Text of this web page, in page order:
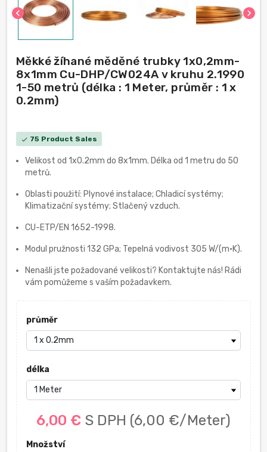
chevron_left chevron_right
Měkké žíhané měděné trubky 1х0,2mm-
8х1mm Cu-DHP/CW024A v kruhu 2.1990
1-50 metrů (délka : 1 Meter, průměr : 1 x
0.2mm)
check 75 Product Sales
Velikost od 1x0.2mm do 8х1mm. Délka od 1 metru do 50
metrů.
Oblasti použití: Plynové instalace; Chladicí systémy;
Klimatizační systémy; Stlačený vzduch.
CU-ETP/EN 1652-1998.
Modul pružnosti 132 GPa; Tepelná vodivost 305 W/(m·K).
Nenašli jste požadované velikosti? Kontaktujte nás! Rádi
vám pomůžeme s vaším požadavkem.
průměr
délka
6,00 € S DPH (6,00 €/Meter)
Množství